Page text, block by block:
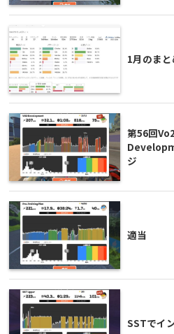
1月のまと
第56回
ジ
適当
SSTでイ